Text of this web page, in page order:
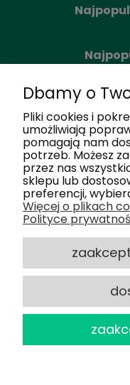
2025 © Optiland.pl -
Sklep internetowy
Dbamy o
Pliki cookies i
umożliwiają
pomagają nam
potrzeb. Możesz
przez nas
sklepu lub
preferencji,
Więcej o plikach
Polityce